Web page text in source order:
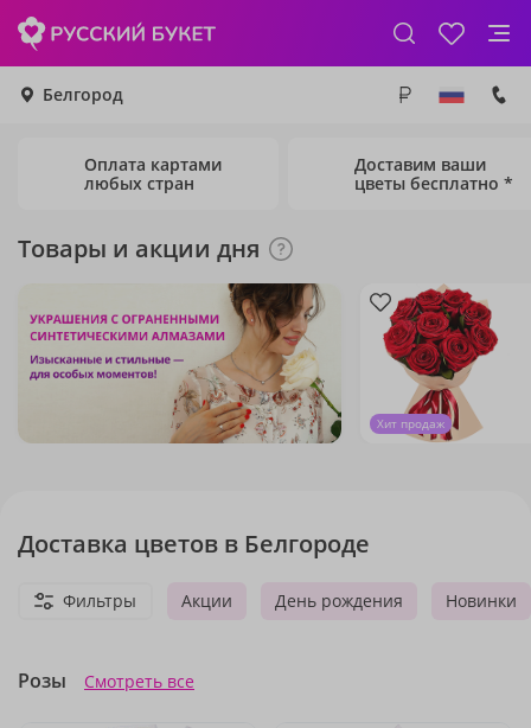
Белгород
Оплата картами
любых стран
Доставим ваши
цветы бесплатно *
Товары и акции дня
Хит продаж
Доставка цветов в Белгороде
Акции День рождения Новинки
Фильтры
Розы Смотреть все